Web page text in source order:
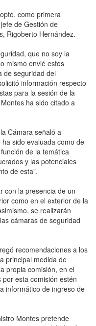
como primera
de Gestión de
Rigoberto Hernández.
que no soy la
mismo envié estos
de seguridad del
información respecto
para la sesión de la
ha sido citado a
Cámara señaló a
sido evaluada como de
de la temática
y las potenciales
de esta".
con la presencia de un
como en el exterior de la
se realizarán
cámaras de seguridad
recomendaciones a los
principal medida de
propia comisión, en el
esta comisión estén
informático de ingreso de
Montes pretende